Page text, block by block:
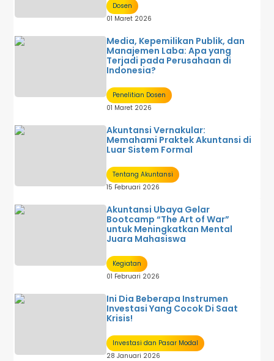
Dosen
01 Maret 2026
Media, Kepemilikan Publik, dan
Manajemen Laba: Apa yang
Terjadi pada Perusahaan di
Indonesia?
Penelitian Dosen
01 Maret 2026
Akuntansi Vernakular:
Memahami Praktek Akuntansi di
Luar Sistem Formal
Tentang Akuntansi
15 Februari 2026
Akuntansi Ubaya Gelar
Bootcamp “The Art of War”
untuk Meningkatkan Mental
Juara Mahasiswa
Kegiatan
01 Februari 2026
Ini Dia Beberapa Instrumen
Investasi Yang Cocok Di Saat
Krisis!
Investasi dan Pasar Modal
28 Januari 2026